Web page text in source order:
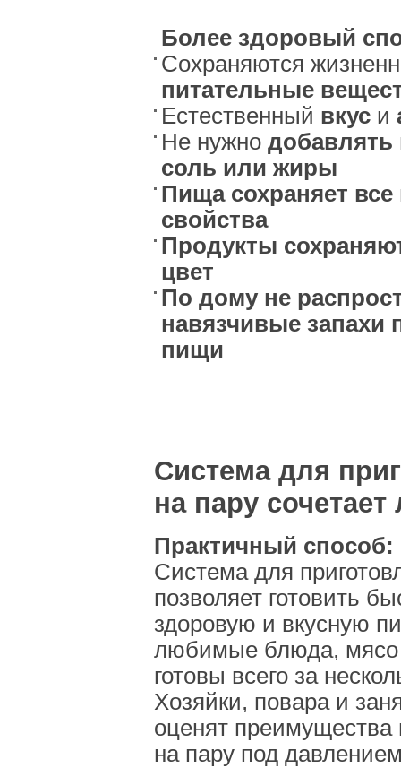
Более здоровый
Сохраняются
питательные
Естественный вкус и
Не нужно добавлять
соль или жиры
Пища сохраняет
свойства
Продукты
цвет
По дому не
навязчивые запахи
пищи
Система для
на пару
Практичный способ:
Система для
позволяет готовить
здоровую и вкусную
любимые блюда, мясо
готовы всего за
Хозяйки, повара и
оценят преимущества
на пару под